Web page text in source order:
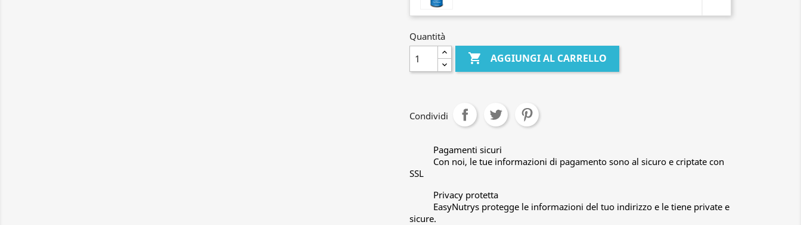
Quantità
 AGGIUNGI AL CARRELLO
Condividi
Pagamenti sicuri
Con noi, le tue informazioni di pagamento sono al sicuro e criptate con
SSL
Privacy protetta
EasyNutrys protegge le informazioni del tuo indirizzo e le tiene private e
sicure.